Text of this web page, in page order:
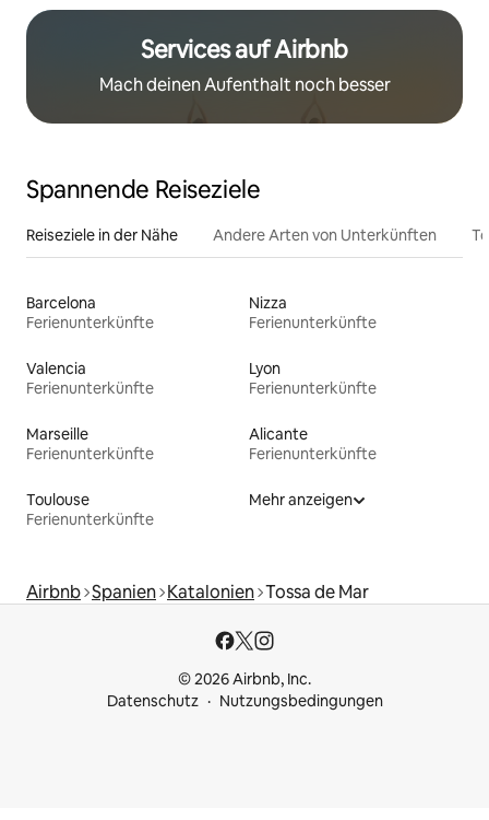
Services auf Airbnb
Mach deinen Aufenthalt noch besser
Spannende Reiseziele
Reiseziele in der Nähe Andere Arten von Unterkünften
Barcelona
Ferienunterkünfte
Nizza
Ferienunterkünfte
Valencia
Ferienunterkünfte
Lyon
Ferienunterkünfte
Marseille
Ferienunterkünfte
Alicante
Ferienunterkünfte
Toulouse
Ferienunterkünfte
Mehr anzeigen
Airbnb Spanien Katalonien Tossa de Mar
© 2026 Airbnb, Inc.
Datenschutz
Nutzungsbedingungen